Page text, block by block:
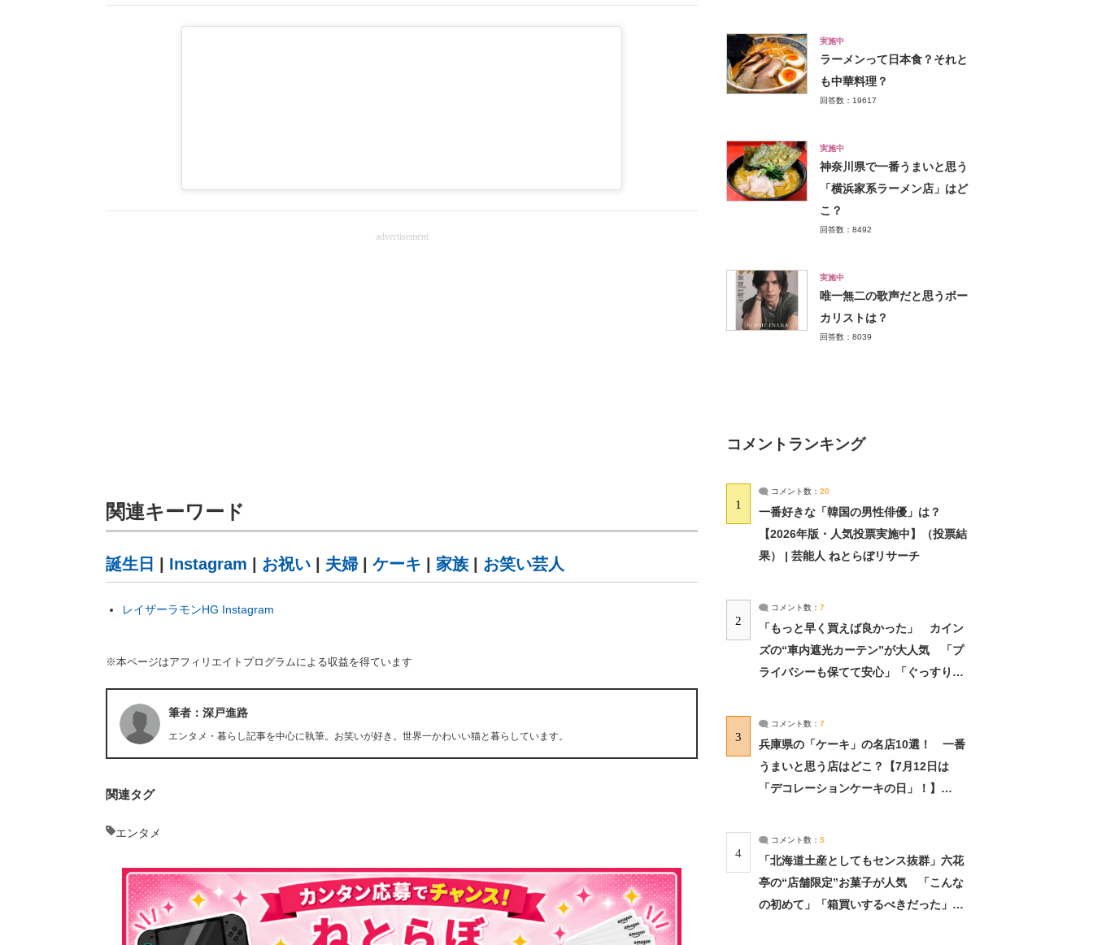
advertisement
関連キーワード
誕生日 Instagram お祝い 夫婦 ケーキ 家族 お笑い芸人
レイザーラモンHG Instagram
※本ページはアフィリエイトプログラムによる収益を得ています
筆者：深戸進路
エンタメ・暮らし記事を中心に執筆。お笑いが好き。世界一かわいい猫と暮らしています。
関連タグ
エンタメ
実施中
ラーメンって日本食？それと
も中華料理？
回答数：19617
実施中
神奈川県で一番うまいと思う
「横浜家系ラーメン店」はど
こ？
回答数：8492
実施中
唯一無二の歌声だと思うボー
カリストは？
回答数：8039
コメントランキング
1
コメント数： 20
一番好きな「韓国の男性俳優」は？
【2026年版・人気投票実施中】（投票結
果） | 芸能人 ねとらぼリサーチ
2
コメント数： 7
「もっと早く買えば良かった」 カイン
ズの“車内遮光カーテン”が大人気 「プ
ライバシーも保てて安心」「ぐっすり眠
3
コメント数： 7
兵庫県の「ケーキ」の名店10選！ 一番
うまいと思う店はどこ？【7月12日は
「デコレーションケーキの日」！】
4
コメント数： 5
「北海道土産としてもセンス抜群」六花
亭の“店舗限定”お菓子が人気 「こんな
の初めて」「箱買いするべきだった」